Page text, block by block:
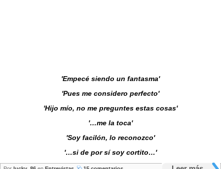
'Empecé siendo un fantasma'
'Pues me considero perfecto'
'Hijo mío, no me preguntes estas cosas'
'…me la toca'
'Soy facilón, lo reconozco'
'…si de por sí soy cortito…'